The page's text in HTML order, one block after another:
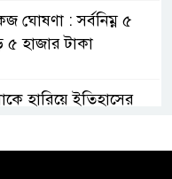
ঘোষণা : সর্বনিম্ন ৫
৫ হাজার টাকা
হারিয়ে ইতিহাসের